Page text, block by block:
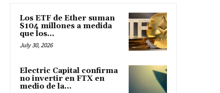
Los ETF de Ether suman
$104 millones a medida
que los...
July 30, 2026
Electric Capital confirma
no invertir en FTX en
medio de la...